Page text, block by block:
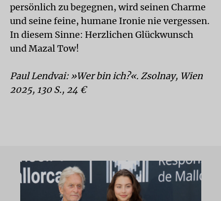
persönlich zu begegnen, wird seinen Charme
und seine feine, humane Ironie nie vergessen.
In diesem Sinne: Herzlichen Glückwunsch
und Mazal Tow!
Paul Lendvai: »Wer bin ich?«. Zsolnay, Wien
2025, 130 S., 24 €